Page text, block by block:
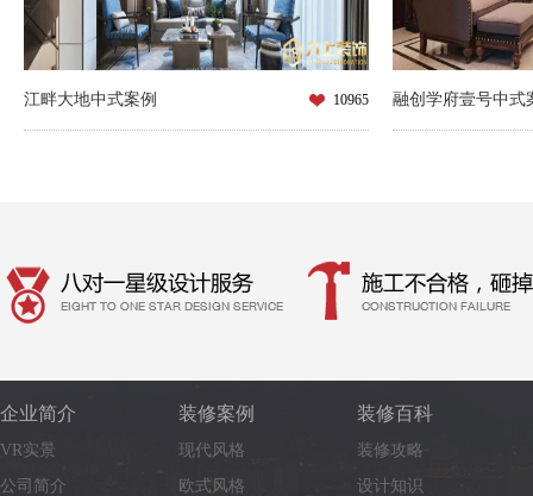
江畔大地中式案例 10965 融创学府壹号中式
企业简介
VR实景
公司简介
装修案例
现代风格
欧式风格
装修百科
装修攻略
设计知识